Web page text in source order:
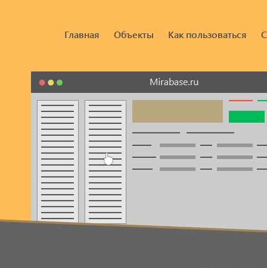
Главная Объекты Как пользоваться